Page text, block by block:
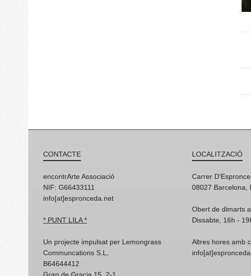
CONTACTE
encontrArte Associació
NIF: G66433111
info[at]espronceda.net
* PUNT LILA *
Un projecte impulsat per Lemongrass
Communcations S.L,
B64644412
Gran de Gracia 15, 2-1
LOCALITZACIÓ
Carrer
08027 Barcelona,
Obert de dimarts
Dissabte, 16h -
Altres hores amb